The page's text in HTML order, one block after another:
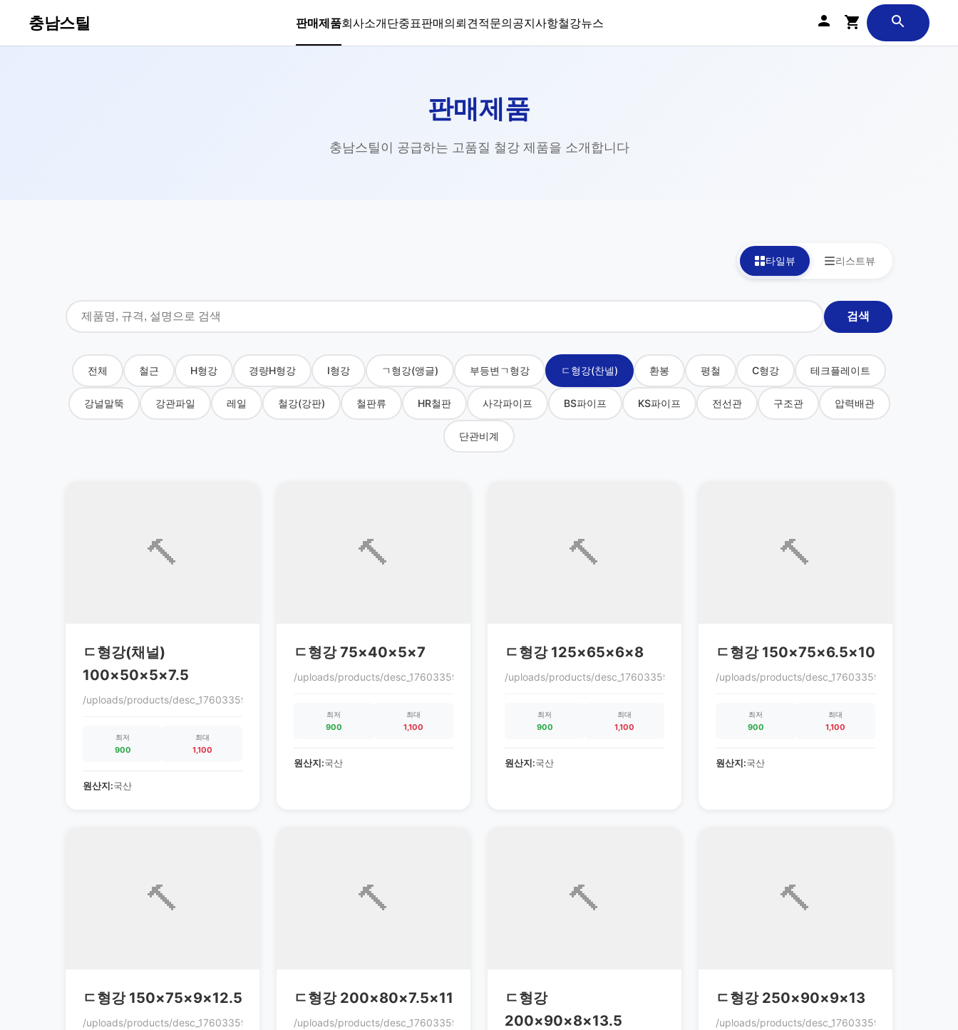
충남스틸 판매제품회사소개단중표판매의뢰견적문의공지사항철강뉴스
판매제품
충남스틸이 공급하는 고품질 철강 제품을 소개합니다
타일뷰 리스트뷰
검색
전체 철근 H형강 경량H형강 I형강 ㄱ형강(앵글) 부등변ㄱ형강 ㄷ형강(찬넬) 환봉 평철 C형강 테크플레이트
강널말뚝 강관파일 레일 철강(강판) 철판류 HR철판 사각파이프 BS파이프 KS파이프 전선관 구조관 압력배관
단관비계
🔨
ㄷ형강(채널)
100×50×5×7.5
/uploads/products/desc_1760335972_68ec9864c0cc3.gif
최저
900
최대
1,100
원산지:국산
🔨
ㄷ형강 75×40×5×7
/uploads/products/desc_1760335972_68ec9864c0cc3.gif
최저
900
최대
1,100
원산지:국산
🔨
ㄷ형강 125×65×6×8
/uploads/products/desc_1760335972_68ec9864c0cc3.gif
최저
900
최대
1,100
원산지:국산
🔨
ㄷ형강 150×75×6.5×10
/uploads/products/
최저
900
최대
1,100
원산지:국산
🔨
ㄷ형강 150×75×9×12.5
/uploads/products/desc_1760335972_68ec9864c0cc3.gif
🔨
ㄷ형강 200×80×7.5×11
/uploads/products/desc_1760335972_68ec9864c0cc3.gif
🔨
ㄷ형강
200×90×8×13.5
🔨
ㄷ형강 250×90×9×13
/uploads/products/